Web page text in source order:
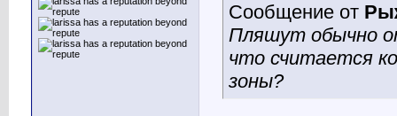
Сообщение от
Пляшут обычно
что считается
зоны?